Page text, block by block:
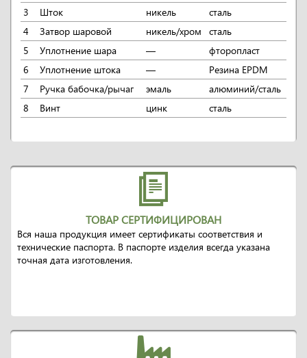
3
Шток никель
сталь
4
Затвор шаровой никель/хром
сталь
5
Уплотнение шара —
фторопласт
6
Уплотнение штока —
Резина EPDM
7
Ручка бабочка/рычаг эмаль
алюминий/сталь
8
Винт цинк сталь
ТОВАР СЕРТИФИЦИРОВАН
Вся наша продукция имеет сертификаты соответствия и
технические паспорта. В паспорте изделия всегда указана
точная дата изготовления.